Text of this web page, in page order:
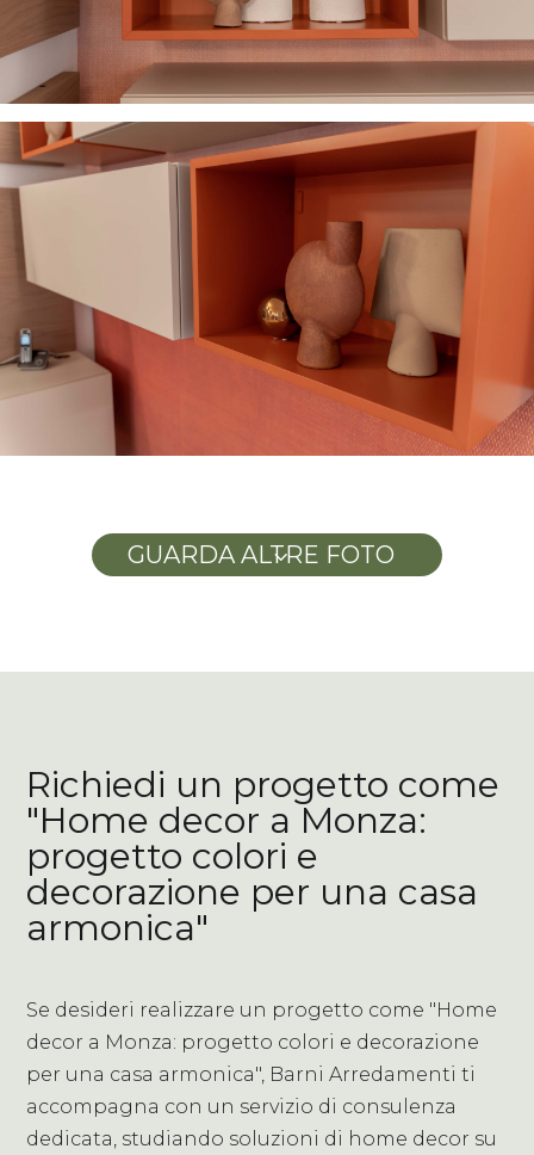
GUARDA ALTRE FOTO
3
Richiedi un progetto come
"Home decor a Monza:
progetto colori e
decorazione per una casa
armonica"
Se desideri realizzare un progetto come "Home
decor a Monza: progetto colori e decorazione
per una casa armonica", Barni Arredamenti ti
accompagna con un servizio di consulenza
dedicata, studiando soluzioni di home decor su